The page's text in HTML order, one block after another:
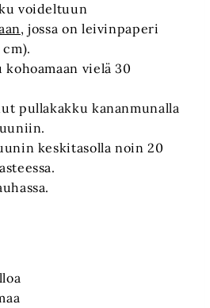
voideltuun
, jossa on leivinpaperi
kohoamaan vielä 30
pullakakku kananmunalla
keskitasolla noin 20